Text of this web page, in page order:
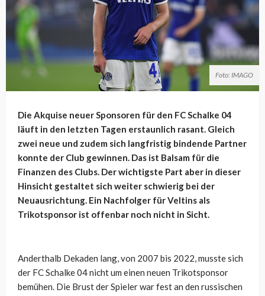
Foto: IMAGO
Die Akquise neuer Sponsoren für den FC Schalke 04
läuft in den letzten Tagen erstaunlich rasant. Gleich
zwei neue und zudem sich langfristig bindende Partner
konnte der Club gewinnen. Das ist Balsam für die
Finanzen des Clubs. Der wichtigste Part aber in dieser
Hinsicht gestaltet sich weiter schwierig bei der
Neuausrichtung. Ein Nachfolger für Veltins als
Trikotsponsor ist offenbar noch nicht in Sicht.
Anderthalb Dekaden lang, von 2007 bis 2022, musste sich
der FC Schalke 04 nicht um einen neuen Trikotsponsor
bemühen. Die Brust der Spieler war fest an den russischen